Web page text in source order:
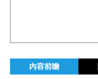
內容前瞻